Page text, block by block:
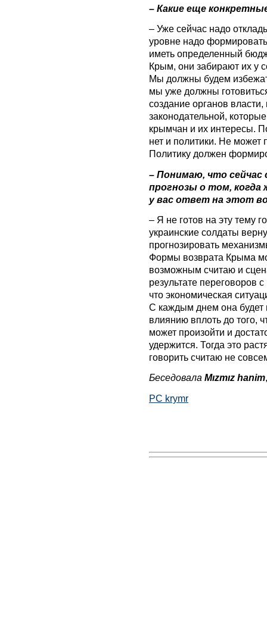
– Какие еще
– Уже сейчас надо
уровне надо
иметь определенный
Крым, они забирают их у
Мы должны будем
мы уже должны
создание органов власти,
законодательной,
крымчан и их интересы.
нет и политики. Не может
Политику должен
– Понимаю, что сейчас
прогнозы о том,
у вас ответ на этот
– Я не готов на эту тему
украинские солдаты
прогнозировать
Формы возврата Крыма
возможным считаю и
результате переговоров
что экономическая
С каждым днем она будет
влиянию вплоть до того,
может произойти и
удержится. Тогда это
говорить считаю не
Беседовала Mızmız hanim,
РС krymr